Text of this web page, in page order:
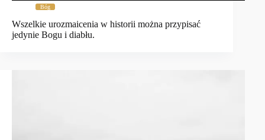
Bóg
Wszelkie urozmaicenia w historii można przypisać
jedynie Bogu i diabłu.